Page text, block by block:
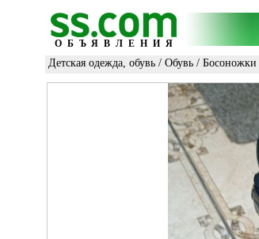
ОБЪЯВЛЕНИЯ
Детская одежда, обувь / Обувь / Босоножки